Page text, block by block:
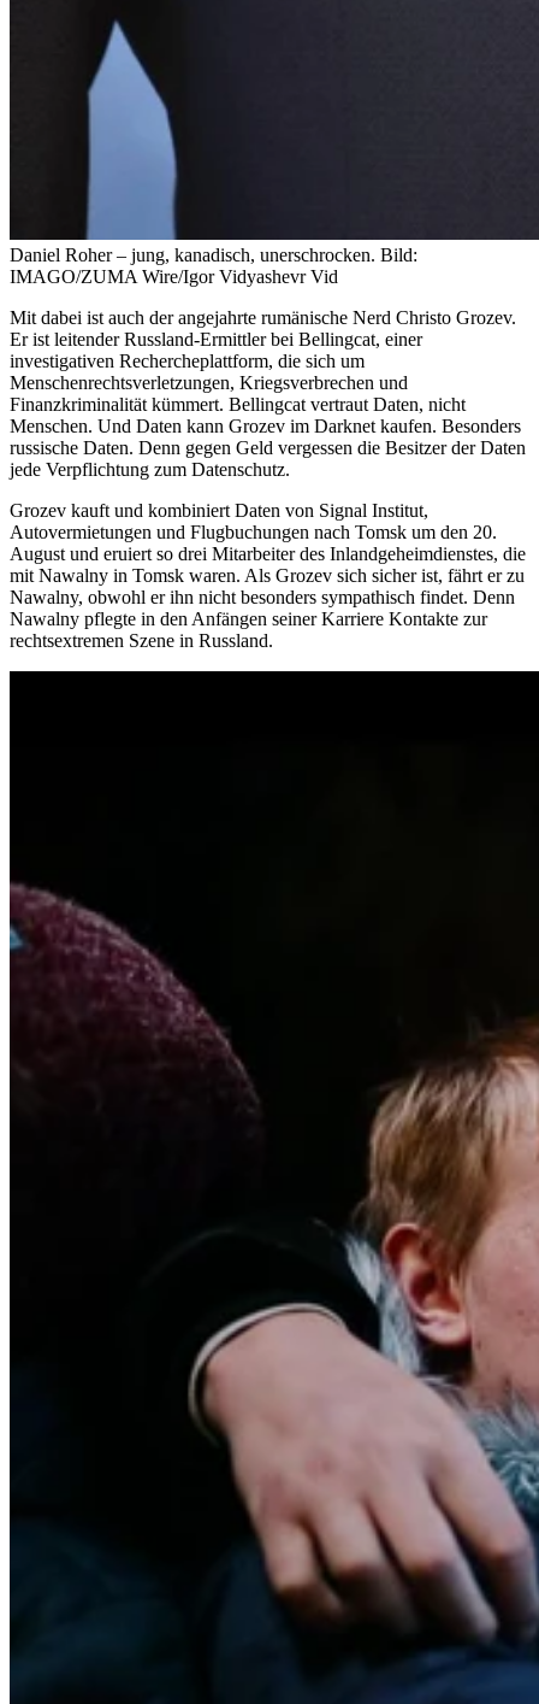
Daniel Roher – jung, kanadisch, unerschrocken. Bild:
IMAGO/ZUMA Wire/Igor Vidyashevr Vid
Mit dabei ist auch der angejahrte rumänische Nerd Christo Grozev.
Er ist leitender Russland-Ermittler bei Bellingcat, einer
investigativen Rechercheplattform, die sich um
Menschenrechtsverletzungen, Kriegsverbrechen und
Finanzkriminalität kümmert. Bellingcat vertraut Daten, nicht
Menschen. Und Daten kann Grozev im Darknet kaufen. Besonders
russische Daten. Denn gegen Geld vergessen die Besitzer der Daten
jede Verpflichtung zum Datenschutz.
Grozev kauft und kombiniert Daten von Signal Institut,
Autovermietungen und Flugbuchungen nach Tomsk um den 20.
August und eruiert so drei Mitarbeiter des Inlandgeheimdienstes, die
mit Nawalny in Tomsk waren. Als Grozev sich sicher ist, fährt er zu
Nawalny, obwohl er ihn nicht besonders sympathisch findet. Denn
Nawalny pflegte in den Anfängen seiner Karriere Kontakte zur
rechtsextremen Szene in Russland.